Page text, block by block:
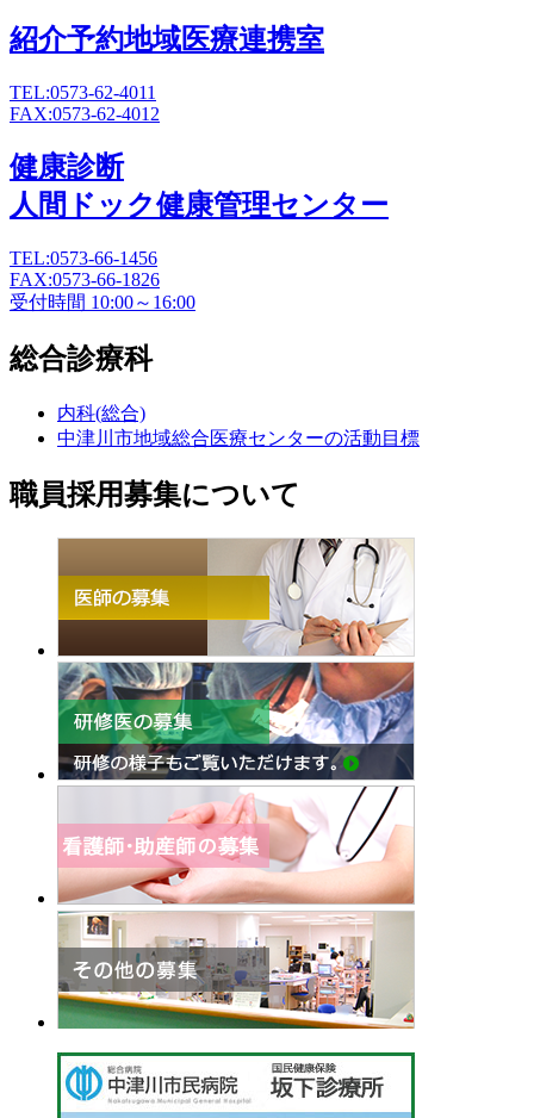
紹介予約地域医療連携室
TEL:0573-62-4011
FAX:0573-62-4012
健康診断
人間ドック健康管理センター
TEL:0573-66-1456
FAX:0573-66-1826
受付時間 10:00～16:00
総合診療科
内科(総合)
中津川市地域総合医療センターの活動目標
職員採用募集について